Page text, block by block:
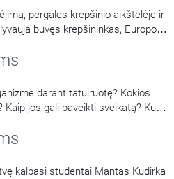
pergales krepšinio aikštelėje ir
buvęs krepšininkas, Europos
LKL čempionas, tris kartus LKL
treneris Darius Sirtautas.
Antroje laidos dalyje tais pačiais
…
darant tatuiruotę? Kokios
Kaip jos gali paveikti sveikatą? Kuo
ir šalindami? Pasakoja
centro
dr. Tadas Raudonis.
kalbasi studentai Mantas Kudirka